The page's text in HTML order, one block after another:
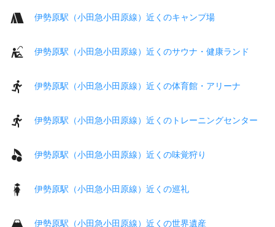
伊勢原駅（小田急小田原線）近くのキャンプ場
伊勢原駅（小田急小田原線）近くのサウナ・健康ランド
伊勢原駅（小田急小田原線）近くの体育館・アリーナ
伊勢原駅（小田急小田原線）近くのトレーニングセンター
伊勢原駅（小田急小田原線）近くの味覚狩り
伊勢原駅（小田急小田原線）近くの巡礼
伊勢原駅（小田急小田原線）近くの世界遺産